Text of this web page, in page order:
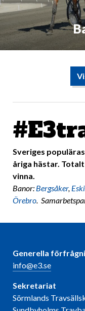
Sveriges
åriga hästar.
vinna.
Banor: Bergsåker,
Örebro.
Generella
info@e3.se
Sekretariat
Sörmlands